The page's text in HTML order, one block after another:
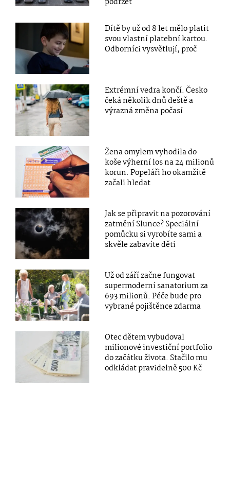
Dítě by už od 8 let mělo platit
svou vlastní platební kartou.
Odborníci vysvětlují, proč
Extrémní vedra končí. Česko
čeká několik dnů deště a
výrazná změna počasí
Žena omylem vyhodila do
koše výherní los na 24 milionů
korun. Popeláři ho okamžitě
začali hledat
Jak se připravit na pozorování
zatmění Slunce? Speciální
pomůcku si vyrobíte sami a
skvěle zabavíte děti
Už od září začne fungovat
supermoderní sanatorium za
693 milionů. Péče bude pro
vybrané pojištěnce zdarma
Otec dětem vybudoval
milionové investiční portfolio
do začátku života. Stačilo mu
odkládat pravidelně 500 Kč